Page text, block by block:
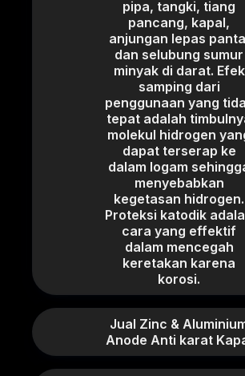
pipa, tangki, tiang
pancang, kapal,
anjungan lepas
dan selubung sumur
minyak di darat. Efek
samping dari
penggunaan yang
tepat adalah
molekul hidrogen
dapat terserap ke
dalam logam
menyebabkan
kegetasan hidrogen.
Proteksi katodik
cara yang effektif
dalam mencegah
keretakan karena
korosi.
Jual Zinc &
Anode Anti karat